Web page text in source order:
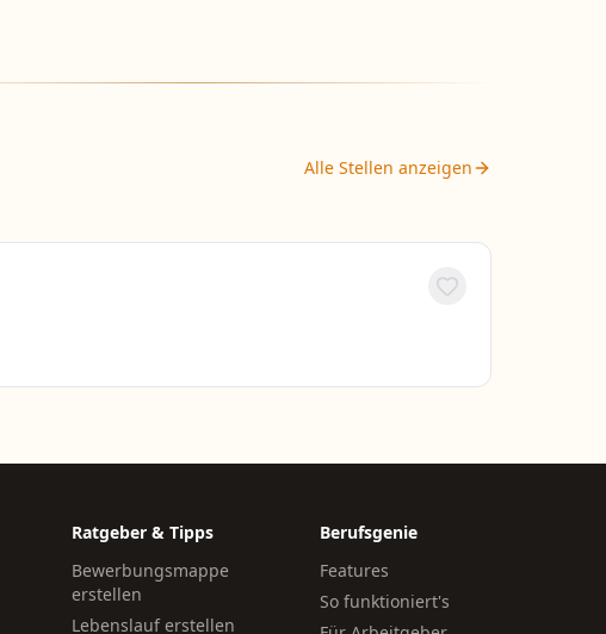
Alle Stellen anzeigen
Ratgeber & Tipps
Bewerbungsmappe
erstellen
Lebenslauf erstellen
Berufsgenie
Features
So funktioniert's